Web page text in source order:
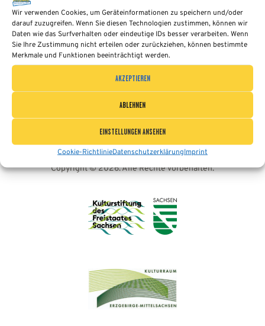
Wir verwenden Cookies, um Geräteinformationen zu speichern und/oder
darauf zuzugreifen. Wenn Sie diesen Technologien zustimmen, können wir
Daten wie das Surfverhalten oder eindeutige IDs besser verarbeiten. Wenn
Sie Ihre Zustimmung nicht erteilen oder zurückziehen, können bestimmte
Merkmale und Funktionen beeinträchtigt werden.
AKZEPTIEREN
ABLEHNEN
EINSTELLUNGEN ANSEHEN
Cookie-RichtlinieDatenschutzerklärungImprint
CONTACT
ENGLISH
info@blasmusikfest.eu
tel.: +49 (0) 3 77 2 / 3 72 46 50
|Impressum|Datenschutzerklärung|
Cookie-Einstellungen ändern
Europäisches Blasmusikfestival
Copyright © 2026. Alle Rechte vorbehalten.